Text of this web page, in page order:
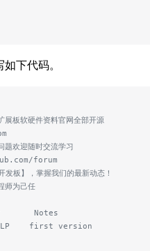
下代码。
板软硬件资料官网全部开源
欢迎随时交流学习
forum
】，掌握我们的最新动态！
师为己任
Notes
LP    first version